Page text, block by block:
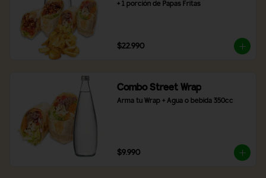
+ 1 porción de Papas Fritas
$22.990
Combo Street Wrap
Arma tu Wrap + Agua o bebida 350cc
$9.990